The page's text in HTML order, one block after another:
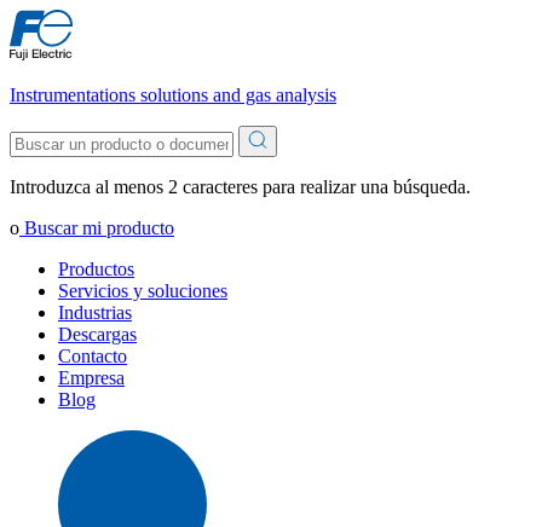
Instrumentations solutions and gas analysis
Introduzca al menos 2 caracteres para realizar una búsqueda.
o Buscar mi producto
Productos
Servicios y soluciones
Industrias
Descargas
Contacto
Empresa
Blog